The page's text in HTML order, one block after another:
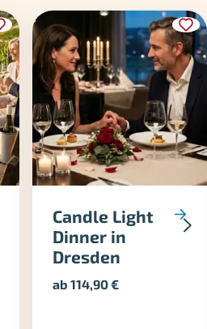
Candle Light
Dinner in
Dresden
ab114,90€